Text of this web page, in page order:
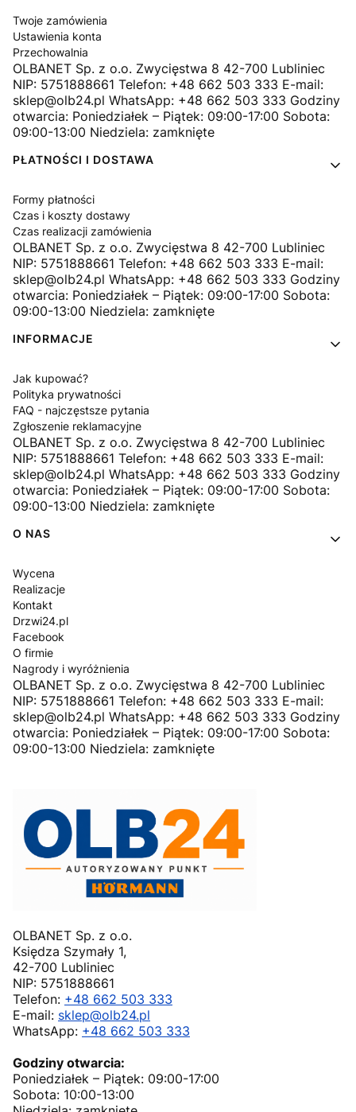
Twoje zamówienia
Ustawienia konta
Przechowalnia
OLBANET Sp. z o.o. Zwycięstwa 8 42-700 Lubliniec
NIP: 5751888661 Telefon: +48 662 503 333 E-mail:
sklep@olb24.pl WhatsApp: +48 662 503 333 Godziny
otwarcia: Poniedziałek – Piątek: 09:00-17:00 Sobota:
09:00-13:00 Niedziela: zamknięte
PŁATNOŚCI I DOSTAWA
Formy płatności
Czas i koszty dostawy
Czas realizacji zamówienia
OLBANET Sp. z o.o. Zwycięstwa 8 42-700 Lubliniec
NIP: 5751888661 Telefon: +48 662 503 333 E-mail:
sklep@olb24.pl WhatsApp: +48 662 503 333 Godziny
otwarcia: Poniedziałek – Piątek: 09:00-17:00 Sobota:
09:00-13:00 Niedziela: zamknięte
INFORMACJE
Jak kupować?
Polityka prywatności
FAQ - najczęstsze pytania
Zgłoszenie reklamacyjne
OLBANET Sp. z o.o. Zwycięstwa 8 42-700 Lubliniec
NIP: 5751888661 Telefon: +48 662 503 333 E-mail:
sklep@olb24.pl WhatsApp: +48 662 503 333 Godziny
otwarcia: Poniedziałek – Piątek: 09:00-17:00 Sobota:
09:00-13:00 Niedziela: zamknięte
O NAS
Wycena
Realizacje
Kontakt
Drzwi24.pl
Facebook
O firmie
Nagrody i wyróżnienia
OLBANET Sp. z o.o. Zwycięstwa 8 42-700 Lubliniec
NIP: 5751888661 Telefon: +48 662 503 333 E-mail:
sklep@olb24.pl WhatsApp: +48 662 503 333 Godziny
otwarcia: Poniedziałek – Piątek: 09:00-17:00 Sobota:
09:00-13:00 Niedziela: zamknięte
OLBANET Sp. z o.o.
Księdza Szymały 1,
42-700 Lubliniec
NIP: 5751888661
Telefon: +48 662 503 333
E-mail: sklep@olb24.pl
WhatsApp: +48 662 503 333
Godziny otwarcia:
Poniedziałek – Piątek: 09:00-17:00
Sobota: 10:00-13:00